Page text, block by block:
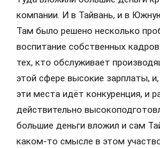
компании. И в Тайвань, и в
Там было решено несколько
воспитание собственных
тех, кто обслуживает
этой сфере высокие зарплаты,
эти места идёт конкуренция, и
действительно
большие деньги вложил и сам
каком-то смысле в этом